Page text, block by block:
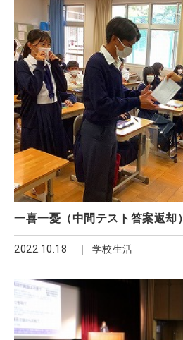
一喜一憂（中間テスト答案返却）
2022.10.18 学校生活